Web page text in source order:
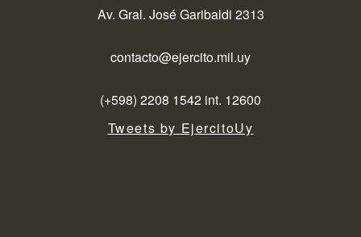
Av. Gral. José Garibaldi 2313
contacto@ejercito.mil.uy
(+598) 2208 1542 int. 12600
Tweets by EjercitoUy